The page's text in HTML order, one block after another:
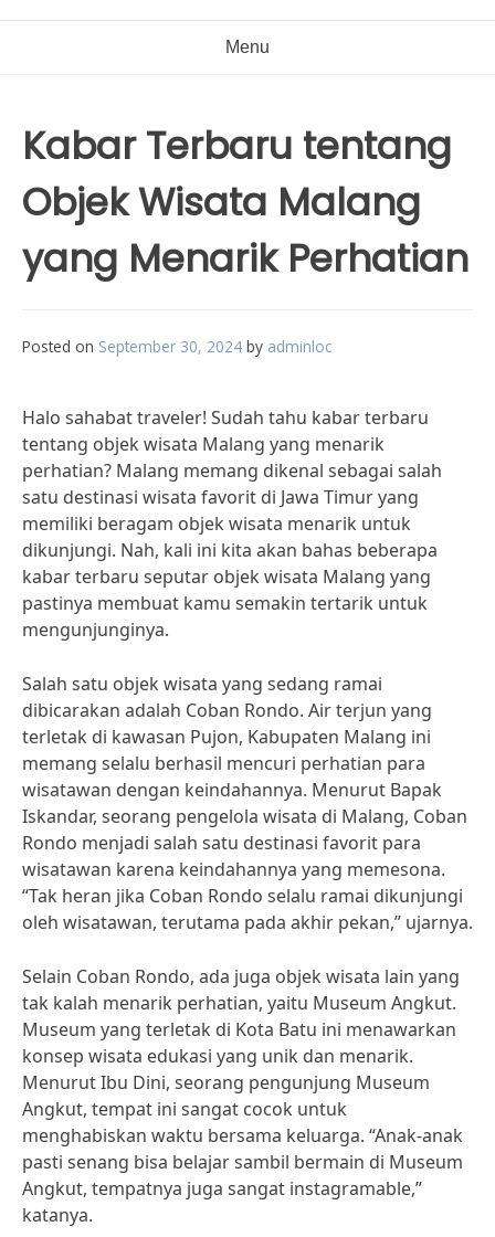
Menu
Kabar Terbaru tentang
Objek Wisata Malang
yang Menarik Perhatian
Posted on September 30, 2024 by adminloc
Halo sahabat traveler! Sudah tahu kabar terbaru
tentang objek wisata Malang yang menarik
perhatian? Malang memang dikenal sebagai salah
satu destinasi wisata favorit di Jawa Timur yang
memiliki beragam objek wisata menarik untuk
dikunjungi. Nah, kali ini kita akan bahas beberapa
kabar terbaru seputar objek wisata Malang yang
pastinya membuat kamu semakin tertarik untuk
mengunjunginya.
Salah satu objek wisata yang sedang ramai
dibicarakan adalah Coban Rondo. Air terjun yang
terletak di kawasan Pujon, Kabupaten Malang ini
memang selalu berhasil mencuri perhatian para
wisatawan dengan keindahannya. Menurut Bapak
Iskandar, seorang pengelola wisata di Malang, Coban
Rondo menjadi salah satu destinasi favorit para
wisatawan karena keindahannya yang memesona.
“Tak heran jika Coban Rondo selalu ramai dikunjungi
oleh wisatawan, terutama pada akhir pekan,” ujarnya.
Selain Coban Rondo, ada juga objek wisata lain yang
tak kalah menarik perhatian, yaitu Museum Angkut.
Museum yang terletak di Kota Batu ini menawarkan
konsep wisata edukasi yang unik dan menarik.
Menurut Ibu Dini, seorang pengunjung Museum
Angkut, tempat ini sangat cocok untuk
menghabiskan waktu bersama keluarga. “Anak-anak
pasti senang bisa belajar sambil bermain di Museum
Angkut, tempatnya juga sangat instagramable,”
katanya.